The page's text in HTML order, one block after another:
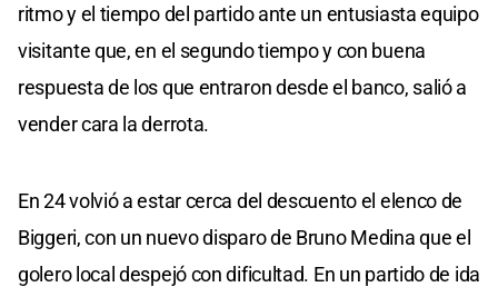
ritmo y el tiempo del partido ante un entusiasta equipo
visitante que, en el segundo tiempo y con buena
respuesta de los que entraron desde el banco, salió a
vender cara la derrota.
En 24 volvió a estar cerca del descuento el elenco de
Biggeri, con un nuevo disparo de Bruno Medina que el
golero local despejó con dificultad. En un partido de ida